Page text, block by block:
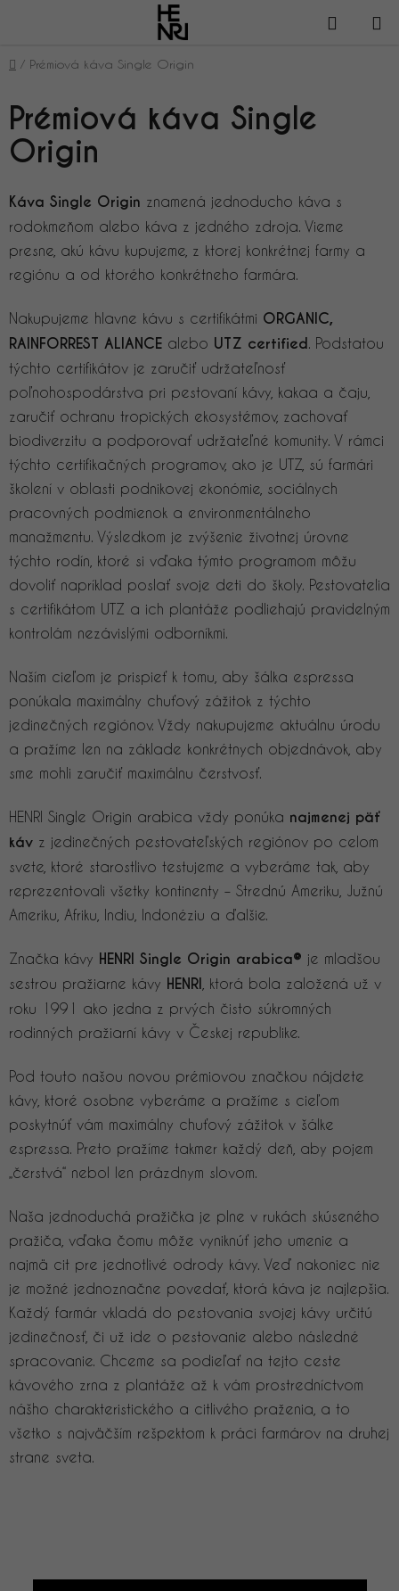
Domov
/ Prémiová káva Single Origin
Prémiová káva Single
Origin
Káva Single Origin znamená jednoducho káva s
rodokmeňom alebo káva z jedného zdroja. Vieme
presne, akú kávu kupujeme, z ktorej konkrétnej farmy a
regiónu a od ktorého konkrétneho farmára.
Nakupujeme hlavne kávu s certifikátmi ORGANIC,
RAINFORREST ALIANCE alebo UTZ certified . Podstatou
týchto certifikátov je zaručiť udržateľnosť
poľnohospodárstva pri pestovaní kávy, kakaa a čaju,
zaručiť ochranu tropických ekosystémov, zachovať
biodiverzitu a podporovať udržateľné komunity. V rámci
týchto certifikačných programov, ako je UTZ, sú farmári
školení v oblasti podnikovej ekonómie, sociálnych
pracovných podmienok a environmentálneho
manažmentu. Výsledkom je zvýšenie životnej úrovne
týchto rodín, ktoré si vďaka týmto programom môžu
dovoliť napríklad poslať svoje deti do školy. Pestovatelia
s certifikátom UTZ a ich plantáže podliehajú pravidelným
kontrolám nezávislými odborníkmi.
Naším cieľom je prispieť k tomu, aby šálka espressa
ponúkala maximálny chuťový zážitok z týchto
jedinečných regiónov. Vždy nakupujeme aktuálnu úrodu
a pražíme len na základe konkrétnych objednávok, aby
sme mohli zaručiť maximálnu čerstvosť.
HENRI Single Origin arabica vždy ponúka najmenej päť
káv z jedinečných pestovateľských regiónov po celom
svete, ktoré starostlivo testujeme a vyberáme tak, aby
reprezentovali všetky kontinenty – Strednú Ameriku, Južnú
Ameriku, Afriku, Indiu, Indonéziu a ďalšie.
Značka kávy HENRI Single Origin arabica® je mladšou
sestrou pražiarne kávy HENRI , ktorá bola založená už v
roku 1991 ako jedna z prvých čisto súkromných
rodinných pražiarní kávy v Českej republike.
Pod touto našou novou prémiovou značkou nájdete
kávy, ktoré osobne vyberáme a pražíme s cieľom
poskytnúť vám maximálny chuťový zážitok v šálke
espressa. Preto pražíme takmer každý deň, aby pojem
„čerstvá“ nebol len prázdnym slovom.
Naša jednoduchá pražička je plne v rukách skúseného
pražiča, vďaka čomu môže vyniknúť jeho umenie a
najmä cit pre jednotlivé odrody kávy. Veď nakoniec nie
je možné jednoznačne povedať, ktorá káva je najlepšia.
Každý farmár vkladá do pestovania svojej kávy určitú
jedinečnosť, či už ide o pestovanie alebo následné
spracovanie. Chceme sa podieľať na tejto ceste
kávového zrna z plantáže až k vám prostredníctvom
nášho charakteristického a citlivého praženia, a to
všetko s najväčším rešpektom k práci farmárov na druhej
strane sveta.